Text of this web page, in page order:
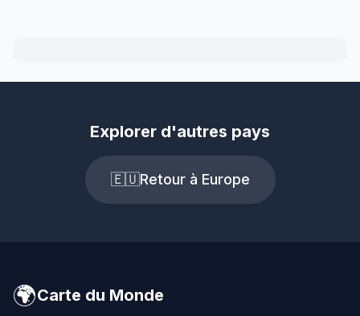
Explorer d'autres pays
🇪🇺Retour à Europe
🌍Carte du Monde